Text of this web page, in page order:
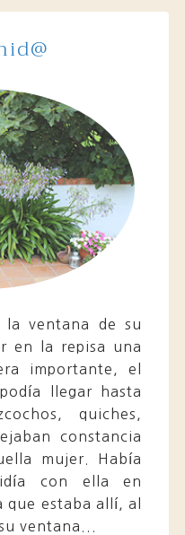
la ventana de su
en la repisa una
importante, el
llegar hasta
quiches,
constancia
mujer. Había
con ella en
que estaba allí, al
ventana...